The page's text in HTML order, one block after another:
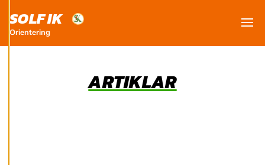
när som helst. Läs
mer om våra
cookies.
SOLF IK
Orientering
ARTIKLAR